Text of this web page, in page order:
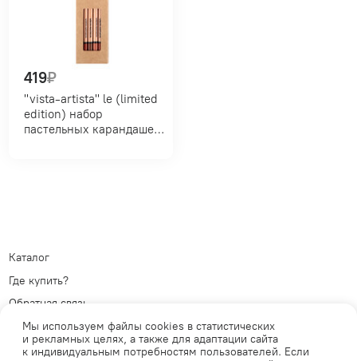
419₽
"vista-artista" le (limited
edition) набор
пастельных карандашей
Каталог
Где купить?
Обратная связь
Политика обработки
персональных данных
Телеграм
Мы используем файлы cookies в статистических
и рекламных целях, а также для адаптации сайта
к индивидуальным потребностям пользователей. Если